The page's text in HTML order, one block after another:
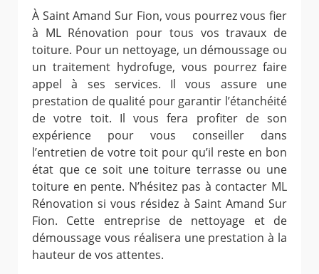
À Saint Amand Sur Fion, vous pourrez vous fier
à ML Rénovation pour tous vos travaux de
toiture. Pour un nettoyage, un démoussage ou
un traitement hydrofuge, vous pourrez faire
appel à ses services. Il vous assure une
prestation de qualité pour garantir l’étanchéité
de votre toit. Il vous fera profiter de son
expérience pour vous conseiller dans
l’entretien de votre toit pour qu’il reste en bon
état que ce soit une toiture terrasse ou une
toiture en pente. N’hésitez pas à contacter ML
Rénovation si vous résidez à Saint Amand Sur
Fion. Cette entreprise de nettoyage et de
démoussage vous réalisera une prestation à la
hauteur de vos attentes.